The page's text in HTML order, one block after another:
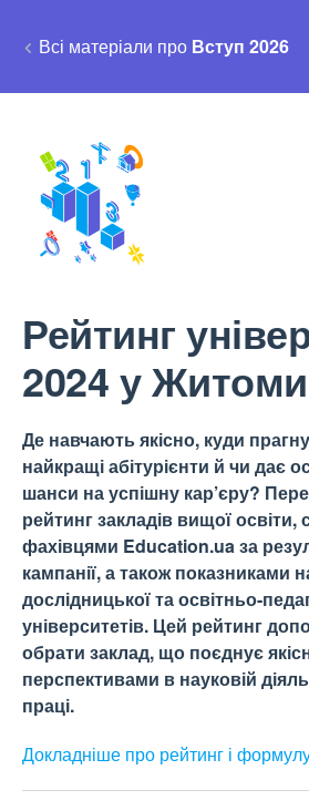
Всі матеріали про Вступ 2026
Рейтинг
2024 у
Де навчають якісно, куди
найкращі абітурієнти й чи дає
шанси на успішну кар’єру?
рейтинг закладів вищої
фахівцями Education.ua за
кампанії, а також показниками
дослідницької та освітньо-
університетів. Цей рейтинг
обрати заклад, що поєднує
перспективами в науковій
праці.
Докладніше про рейтинг і